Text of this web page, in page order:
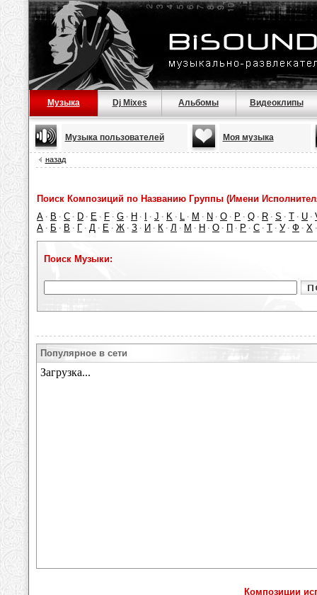
Музыка Dj Mixes Альбомы Видеоклипы
Музыка пользователей Моя музыка
назад
Поиск Композиций по Названию Группы (Имени
A · B · C · D · E · F · G · H · · J · K · L · M · N · O · P · Q · R · S · T · U ·
А · Б · В · Г · Д · Е · Ж · З · И · К · Л · М · Н · О · П · Р · С · Т · У · Ф · Х
Поиск Музыки:
Популярное в сети
Композиции